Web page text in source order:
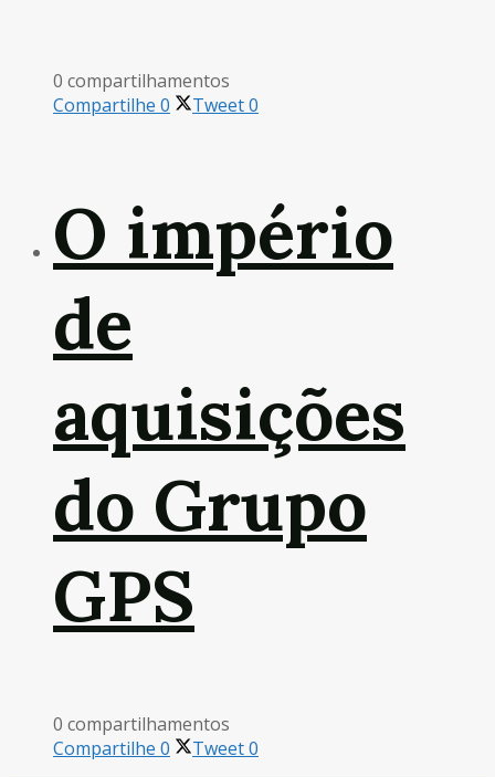
0 compartilhamentos
Compartilhe 0 Tweet0
O império
de
aquisições
do Grupo
GPS
0 compartilhamentos
Compartilhe 0 Tweet0